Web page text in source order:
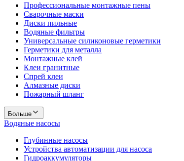
Профессиональные монтажные пены
Сварочные маски
Диски пильные
Водяные фильтры
Универсальные силиконовые герметики
Герметики для металла
Монтажные клей
Клеи гранитные
Спрей клеи
Алмазные диски
Пожарный шланг
Больше
Водяные насосы
Глубинные насосы
Устройства автоматизации для насоса
Гидроаккумуляторы